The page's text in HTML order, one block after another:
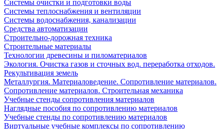
Системы очистки и подготовки воды
Системы теплоснабжения и вентиляции
Системы водоснабжения, канализации
Средства автоматизации
Строительно-дорожная техника
Строительные материалы
Технологии древесины и пиломатериалов
Экология. Очистка газов и сточных вод. переработка отходов.
Рекультивация земель
Металлургия. Материаловедение. Сопротивление материалов.
Сопротивление материалов. Строительная механика
Учебные стенды сопротивления материалов
Наглядные пособия по сопротивлению материалов
Учебные стенды по сопротивлению материалов
Виртуальные учебные комплексы по сопротивлению